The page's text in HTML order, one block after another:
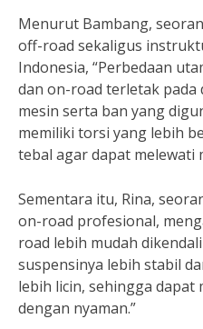
Menurut Bambang,
off-road sekaligus
Indonesia, “Perbedaan
dan on-road terletak pada
mesin serta ban yang
memiliki torsi yang lebih
tebal agar dapat melewati
Sementara itu, Rina,
on-road profesional,
road lebih mudah
suspensinya lebih stabil
lebih licin, sehingga dapat
dengan nyaman.”